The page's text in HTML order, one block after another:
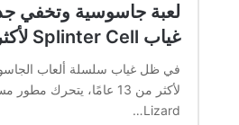
لعبة جاسوسية وتخفي
غياب Splinter Cell لأكثر من 13 سنة!
لأكثر من 13 عامًا، يتحرك
Lizard…